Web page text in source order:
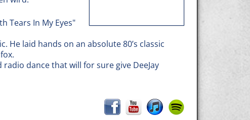
Tears In My Eyes"
He laid hands on an absolute 80’s classic
dance that will for sure give DeeJay